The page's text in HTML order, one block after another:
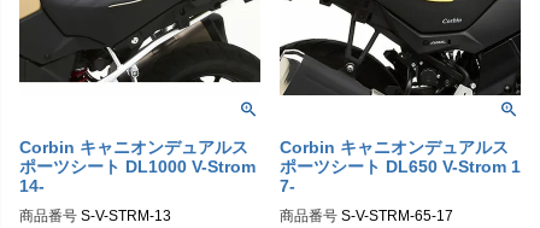
Corbin キャニオンデュアルス
ポーツシート DL1000 V-Strom
14-
商品番号 S-V-STRM-13
Corbin キャニオンデュアルス
ポーツシート DL650 V-Strom 1
7-
商品番号 S-V-STRM-65-17